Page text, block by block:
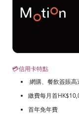
💳信用卡特點
網購、餐飲簽賬高
繳費每月首
首年免年費